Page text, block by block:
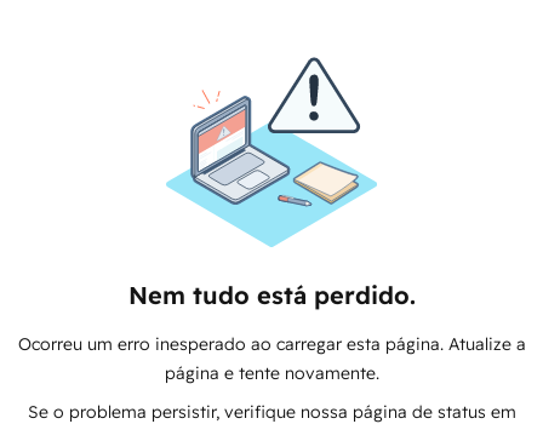
Nem tudo está perdido.
Ocorreu um erro inesperado ao carregar esta página. Atualize a
página e tente novamente.
Se o problema persistir, verifique nossa página de status em